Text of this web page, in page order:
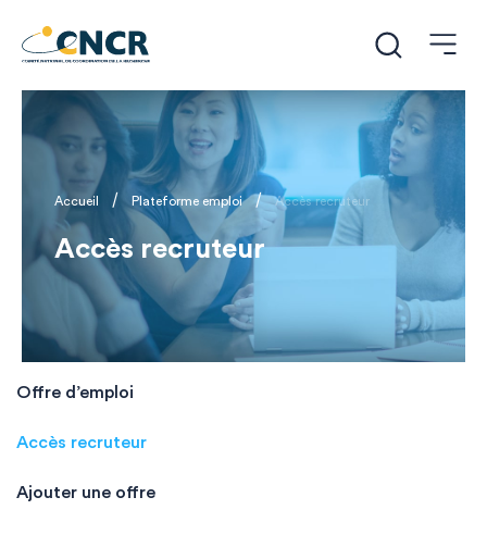
Accueil / Plateforme emploi / Accès recruteur
Accès recruteur
Offre d’emploi
Accès recruteur
Ajouter une offre